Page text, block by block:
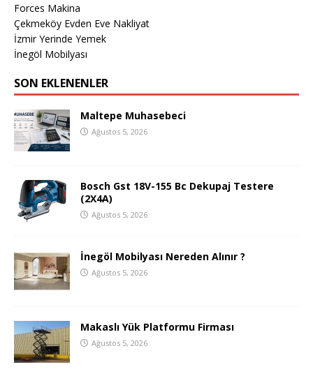
Forces Makina
Çekmeköy Evden Eve Nakliyat
İzmir Yerinde Yemek
İnegöl Mobilyası
SON EKLENENLER
Maltepe Muhasebeci
Ağustos 5, 2026
Bosch Gst 18V-155 Bc Dekupaj Testere
(2X4A)
Ağustos 5, 2026
İnegöl Mobilyası Nereden Alınır ?
Ağustos 5, 2026
Makaslı Yük Platformu Firması
Ağustos 5, 2026